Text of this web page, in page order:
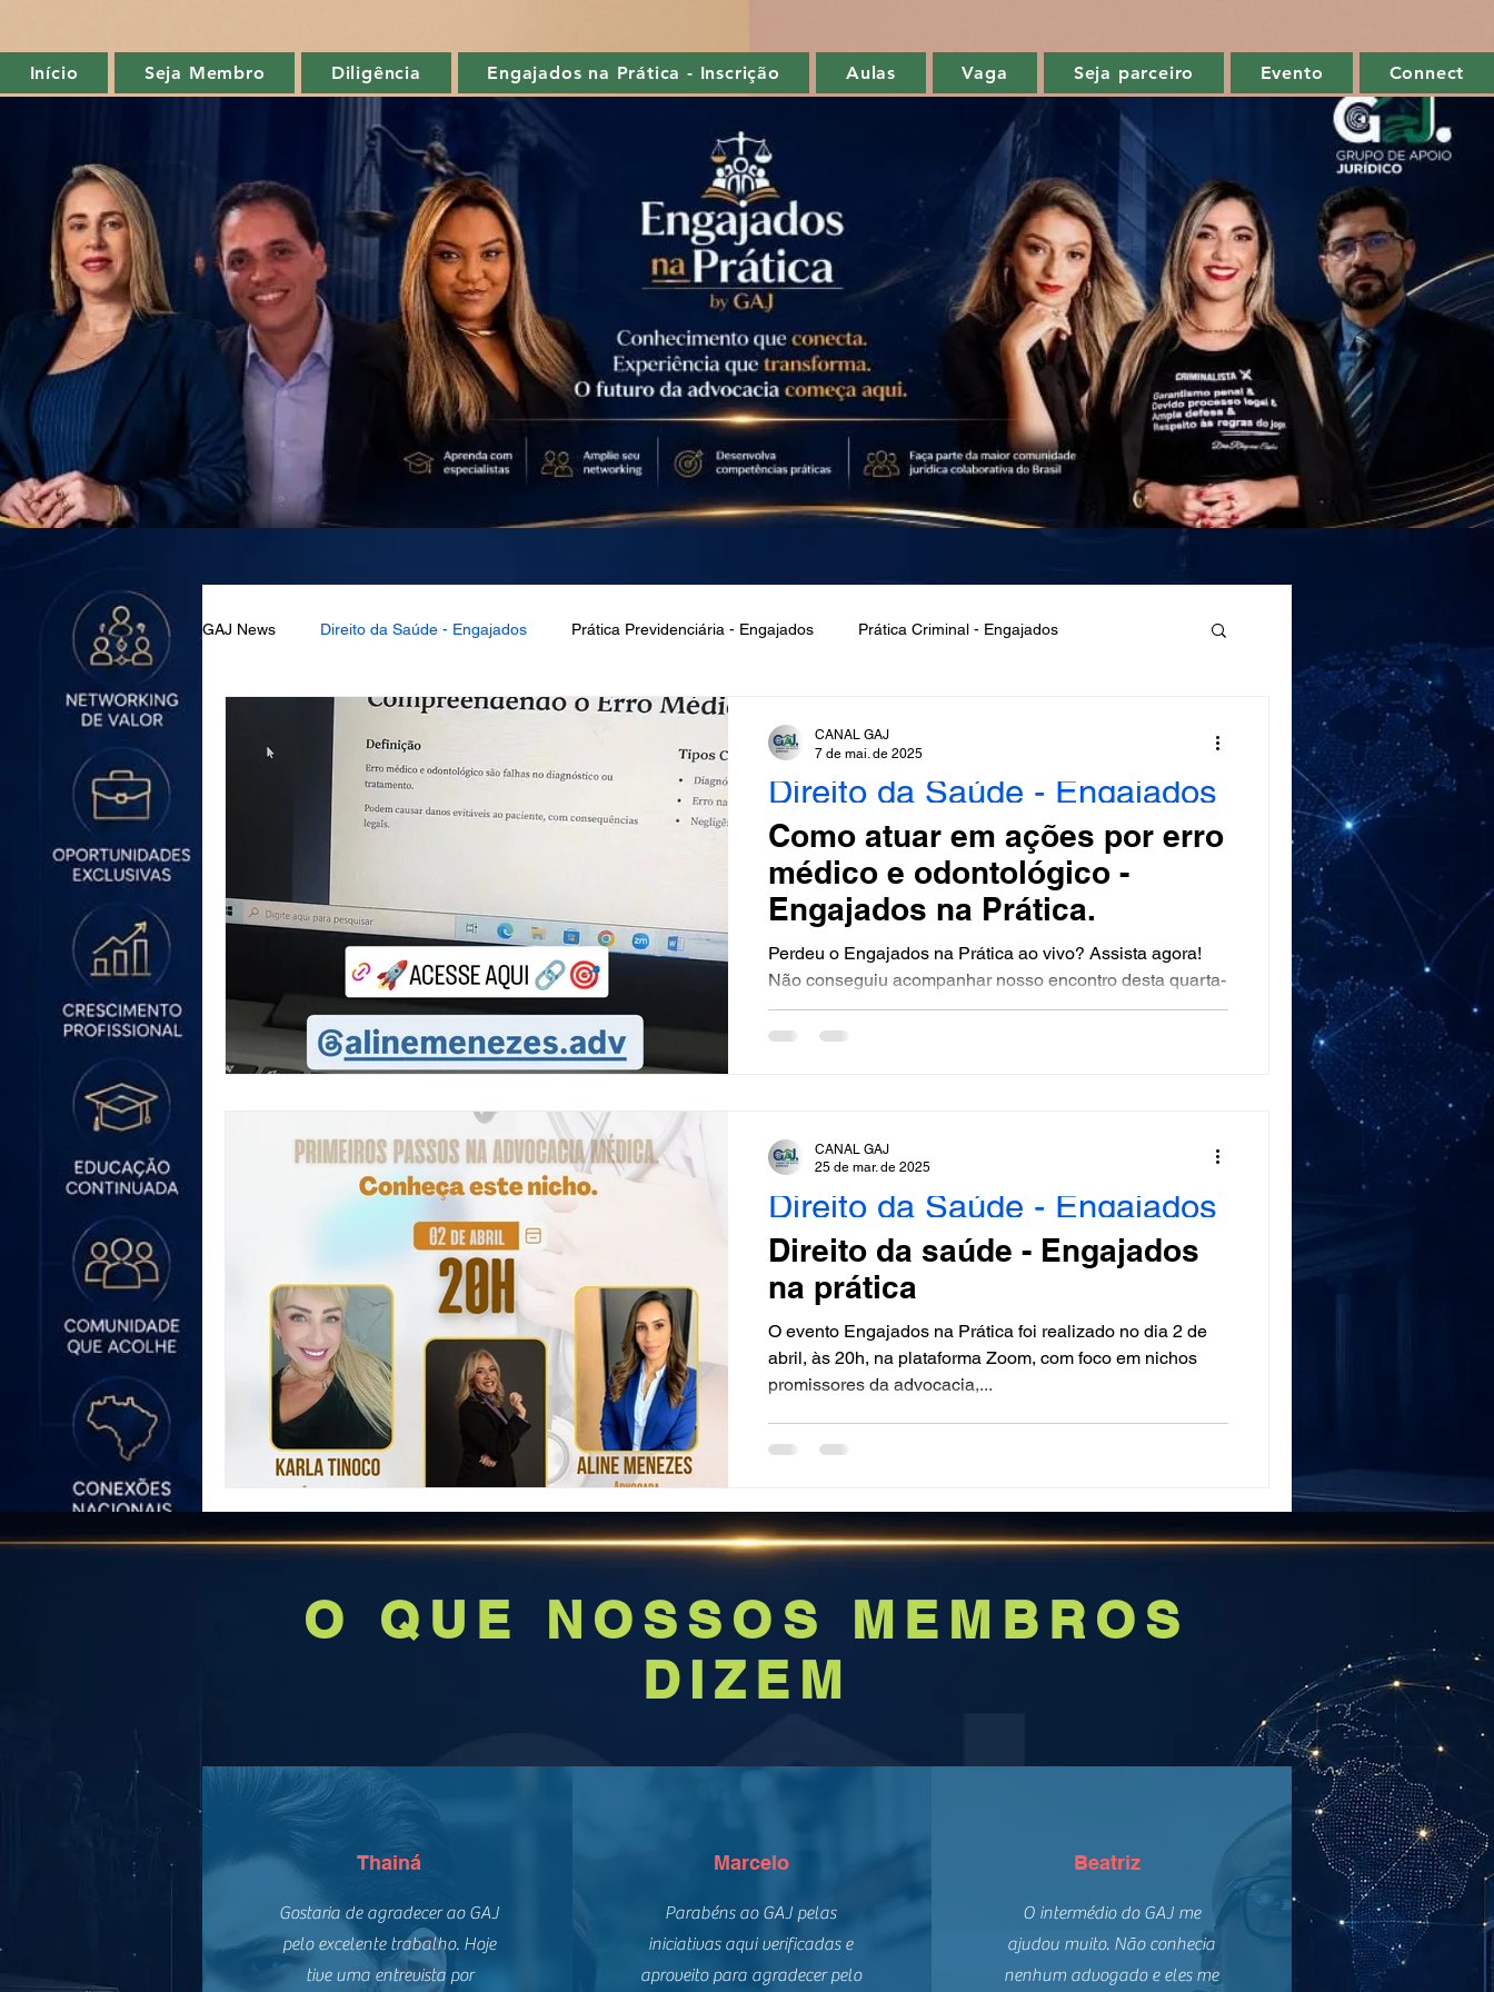
Início Seja Membro Diligência Engajados na Prática - Inscrição Aulas Vaga Seja parceiro Evento Connect
GAJ News Direito da Saúde - Engajados Prática Previdenciária - Engajados Prática Criminal - Engajados
Prática Familiarista - Engajados Marketing Jurídico - Engajados
Prática Consumerista - Engajados Prática Trabalhista - Engajados Violência Doméstica - Engajados
Prática Familiarista - Engajados Prática Tributária - Engajados Prática Bancária - Engajados
Como atuar em ações por erro
médico e odontológico -
Engajados na Prática.
Perdeu o Engajados na Prática ao vivo? Assista agora!
Não conseguiu acompanhar nosso encontro desta quarta-
feira, 7 de maio, na...
Direito da Saúde - Engajados
CANAL GAJ
7 de mai. de 2025
Direito da saúde - Engajados
na prática
O evento Engajados na Prática foi realizado no dia 2 de
abril, às 20h, na plataforma Zoom, com foco em nichos
promissores da advocacia,...
Direito da Saúde - Engajados
CANAL GAJ
25 de mar. de 2025
O QUE NOSSOS MEMBROS
DIZEM
Thainá
Gostaria de agradecer ao GAJ
pelo excelente trabalho. Hoje
tive uma entrevista por
Marcelo
Parabéns ao GAJ pelas
iniciativas aqui verificadas e
aproveito para agradecer pelo
Beatriz
O intermédio do GAJ me
ajudou muito. Não conhecia
nenhum advogado e eles me